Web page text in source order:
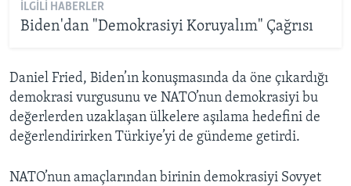
İLGILI HABERLER
Biden'dan "Demokrasiyi Koruyalım" Çağrısı
Daniel Fried, Biden’ın konuşmasında da öne çıkardığı
demokrasi vurgusunu ve NATO’nun demokrasiyi bu
değerlerden uzaklaşan ülkelere aşılama hedefini de
değerlendirirken Türkiye’yi de gündeme getirdi.
NATO’nun amaçlarından birinin demokrasiyi Sovyet